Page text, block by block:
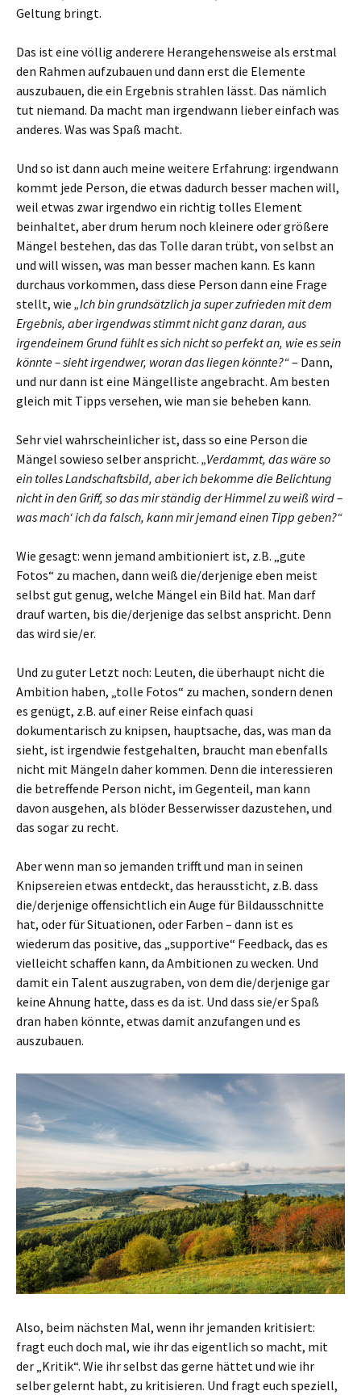
Geltung bringt.
Das ist eine völlig anderere Herangehensweise als erstmal
den Rahmen aufzubauen und dann erst die Elemente
auszubauen, die ein Ergebnis strahlen lässt. Das nämlich
tut niemand. Da macht man irgendwann lieber einfach was
anderes. Was was Spaß macht.
Und so ist dann auch meine weitere Erfahrung: irgendwann
kommt jede Person, die etwas dadurch besser machen will,
weil etwas zwar irgendwo ein richtig tolles Element
beinhaltet, aber drum herum noch kleinere oder größere
Mängel bestehen, das das Tolle daran trübt, von selbst an
und will wissen, was man besser machen kann. Es kann
durchaus vorkommen, dass diese Person dann eine Frage
stellt, wie „Ich bin grundsätzlich ja super zufrieden mit dem
Ergebnis, aber irgendwas stimmt nicht ganz daran, aus
irgendeinem Grund fühlt es sich nicht so perfekt an, wie es sein
könnte – sieht irgendwer, woran das liegen könnte?“– Dann,
und nur dann ist eine Mängelliste angebracht. Am besten
gleich mit Tipps versehen, wie man sie beheben kann.
Sehr viel wahrscheinlicher ist, dass so eine Person die
Mängel sowieso selber anspricht. „Verdammt, das wäre so
ein tolles Landschaftsbild, aber ich bekomme die Belichtung
nicht in den Griff, so das mir ständig der Himmel zu weiß wird –
was mach‘ ich da falsch, kann mir jemand einen Tipp geben?“
Wie gesagt: wenn jemand ambitioniert ist, z.B. „gute
Fotos“ zu machen, dann weiß die/derjenige eben meist
selbst gut genug, welche Mängel ein Bild hat. Man darf
drauf warten, bis die/derjenige das selbst anspricht. Denn
das wird sie/er.
Und zu guter Letzt noch: Leuten, die überhaupt nicht die
Ambition haben, „tolle Fotos“ zu machen, sondern denen
es genügt, z.B. auf einer Reise einfach quasi
dokumentarisch zu knipsen, hauptsache, das, was man da
sieht, ist irgendwie festgehalten, braucht man ebenfalls
nicht mit Mängeln daher kommen. Denn die interessieren
die betreffende Person nicht, im Gegenteil, man kann
davon ausgehen, als blöder Besserwisser dazustehen, und
das sogar zu recht.
Aber wenn man so jemanden trifft und man in seinen
Knipsereien etwas entdeckt, das heraussticht, z.B. dass
die/derjenige offensichtlich ein Auge für Bildausschnitte
hat, oder für Situationen, oder Farben – dann ist es
wiederum das positive, das „supportive“ Feedback, das es
vielleicht schaffen kann, da Ambitionen zu wecken. Und
damit ein Talent auszugraben, von dem die/derjenige gar
keine Ahnung hatte, dass es da ist. Und dass sie/er Spaß
dran haben könnte, etwas damit anzufangen und es
auszubauen.
Also, beim nächsten Mal, wenn ihr jemanden kritisiert:
fragt euch doch mal, wie ihr das eigentlich so macht, mit
der „Kritik“. Wie ihr selbst das gerne hättet und wie ihr
selber gelernt habt, zu kritisieren. Und fragt euch speziell,